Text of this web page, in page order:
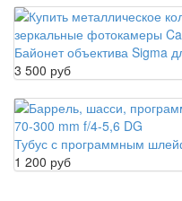
Байонет объектива Sigma
3 500 руб
Тубус с программным
1 200 руб